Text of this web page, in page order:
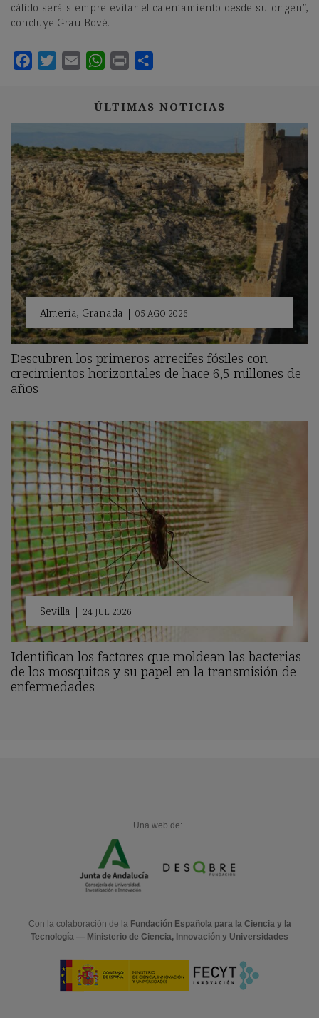
cálido será siempre evitar el calentamiento desde su origen”,
concluye Grau Bové.
ÚLTIMAS NOTICIAS
Almería, Granada | 05 AGO 2026
Descubren los primeros arrecifes fósiles con
crecimientos horizontales de hace 6,5 millones de
años
Sevilla | 24 JUL 2026
Identifican los factores que moldean las bacterias
de los mosquitos y su papel en la transmisión de
enfermedades
Una web de:
Con la colaboración de la Fundación Española para la Ciencia y la
Tecnología — Ministerio de Ciencia, Innovación y Universidades